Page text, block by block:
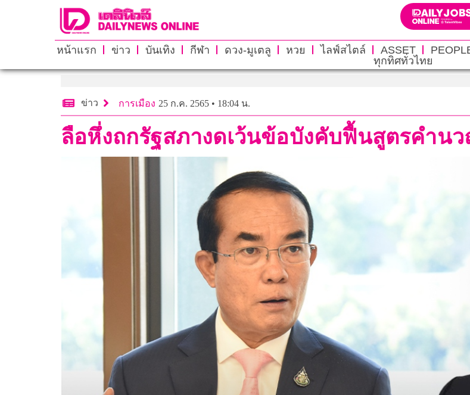
หน้าแรก ข่าว บันเทิง กีฬา ดวง-มูเตลู หวย ไลฟ์สไตล์ ASSET
ทุกทิศทั่วไทย
ข่าว การเมือง 25 ก.ค. 2565 • 18:04 น.
ลือหึ่งถกรัฐสภางดเว้นข้อบังคับฟื้นสูตรคำน